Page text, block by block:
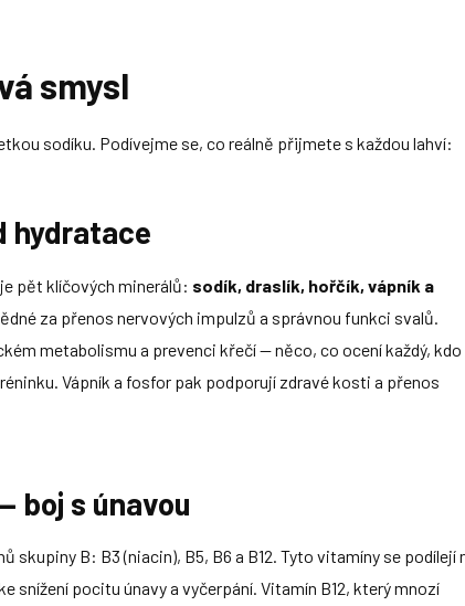
smysl
sodíku. Podívejme se, co reálně přijmete s každou lahví:
hydratace
pět klíčových minerálů: sodík, draslík, hořčík, vápník a
za přenos nervových impulzů a správnou funkci svalů.
metabolismu a prevenci křečí — něco, co ocení každý, kdo
Vápník a fosfor pak podporují zdravé kosti a přenos
boj s únavou
skupiny B: B3 (niacin), B5, B6 a B12. Tyto vitamíny se podílejí
snížení pocitu únavy a vyčerpání. Vitamín B12, který mnozí